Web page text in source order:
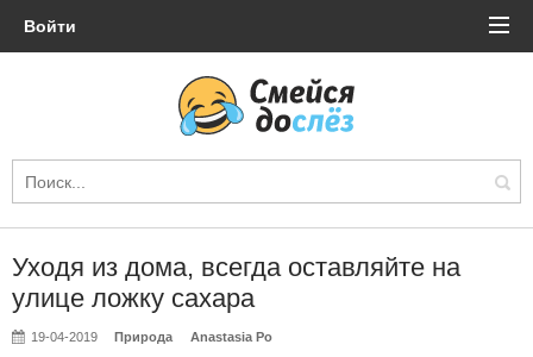
Войти
Уходя из дома, всегда оставляйте на
улице ложку сахара
19-04-2019 Природа Anastasia Po